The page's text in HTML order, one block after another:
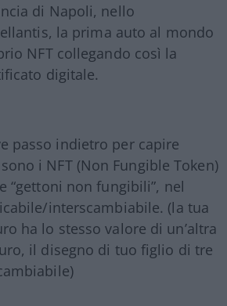
di Napoli, nello
la prima auto al mondo
NFT collegando così la
digitale.
passo indietro per capire
i NFT (Non Fungible Token)
“gettoni non fungibili”, nel
interscambiabile. (la tua
ha lo stesso valore di un’altra
il disegno di tuo figlio di tre